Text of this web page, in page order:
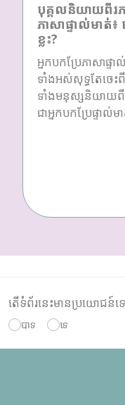
បុគ្គលនិយាយពីរភ
ភាសាផ្ទាល់មាត់៖
ខ្លះ?
អ្នកបកប្រែភាសាផ្
ទាំងអស់សុទ្ធតែចេះ
ទាំងមនុស្សនិយាយពីរ
ជាអ្នកបកប្រែផ្ទាល់
តើទំព័រនេះមានប្រយោជន៍ទ
បាទ ទេ